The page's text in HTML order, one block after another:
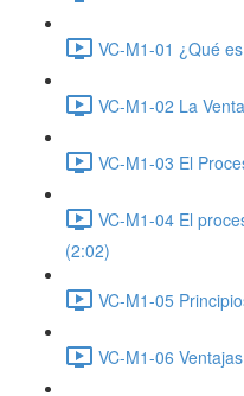
VC-M1-01 ¿Qué
VC-M1-02 La
VC-M1-03 El
VC-M1-04 El
(2:02)
VC-M1-05
VC-M1-06